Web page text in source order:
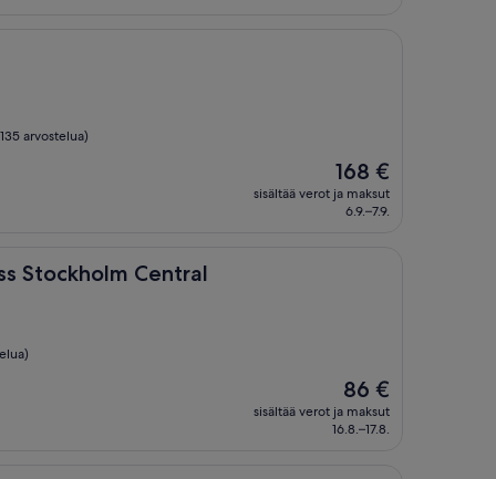
arvostelua)
Hinta
on
168 €
168 €
sisältää verot ja maksut
6.9.–7.9.
Stockholm Central
Central
Hinta
on
86 €
86 €
sisältää verot ja maksut
16.8.–17.8.